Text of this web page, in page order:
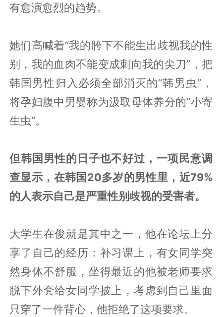
有愈演愈烈的趋势。
她们高喊着“我的胯下不能生出歧视我的性
别，我的血肉不能变成刺向我的尖刀”，把
韩国男性归入必须全部消灭的“韩男虫”，
将孕妇腹中男婴称为汲取母体养分的“小寄
生虫”。
但韩国男性的日子也不好过，一项民意调
查显示，在韩国20多岁的男性里，近79%
的人表示自己是严重性别歧视的受害者。
大学生在俊就是其中之一，他在论坛上分
享了自己的经历：补习课上，有女同学突
然身体不舒服，坐得最近的他被老师要求
脱下外套给女同学披上，考虑到自己里面
只穿了一件背心，他拒绝了这项要求。